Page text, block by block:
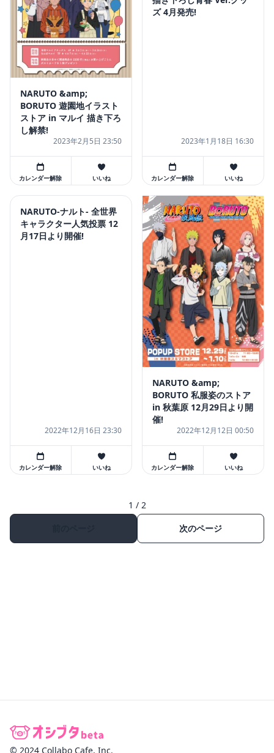
NARUTO &amp;
BORUTO 遊園地イラスト
ストア in マルイ 描き下ろ
し解禁!
2023年2月5日 23:50
カレンダー解除 いいね
ズ 4月発売!
2023年1月18日 16:30
カレンダー解除 いいね
NARUTO-ナルト- 全世界
キャラクター人気投票 12
月17日より開催!
2022年12月16日 23:30
カレンダー解除 いいね
NARUTO &amp;
BORUTO 私服姿のストア
in 秋葉原 12月29日より開
催!
2022年12月12日 00:50
カレンダー解除 いいね
1 / 2
次のページ
© 2024 Collabo Cafe, Inc.